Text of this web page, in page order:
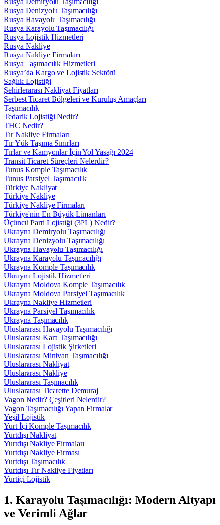
Rusya Denizyolu Taşımacılığı
Rusya Havayolu Taşımacılığı
Rusya Karayolu Taşımacılığı
Rusya Lojistik Hizmetleri
Rusya Nakliye
Rusya Nakliye Firmaları
Rusya Taşımacılık Hizmetleri
Rusya’da Kargo ve Lojistik Sektörü
Sağlık Lojistiği
Şehirlerarası Nakliyat Fiyatları
Serbest Ticaret Bölgeleri ve Kuruluş Amaçları
Taşımacılık
Tedarik Lojistiği Nedir?
THC Nedir?
Tır Nakliye Firmaları
Tır Yük Taşıma Sınırları
Tırlar ve Kamyonlar İçin Yol Yasağı 2024
Transit Ticaret Süreçleri Nelerdir?
Tunus Komple Taşımacılık
Tunus Parsiyel Taşımacılık
Türkiye Nakliyat
Türkiye Nakliye
Türkiye Nakliye Firmaları
Türkiye'nin En Büyük Limanları
Üçüncü Parti Lojistiği (3PL) Nedir?
Ukrayna Demiryolu Taşımacılığı
Ukrayna Denizyolu Taşımacılığı
Ukrayna Havayolu Taşımacılığı
Ukrayna Karayolu Taşımacılığı
Ukrayna Komple Taşımacılık
Ukrayna Lojistik Hizmetleri
Ukrayna Moldova Komple Taşımacılık
Ukrayna Moldova Parsiyel Taşımacılık
Ukrayna Nakliye Hizmetleri
Ukrayna Parsiyel Taşımacılık
Ukrayna Taşımacılık
Uluslararası Havayolu Taşımacılığı
Uluslararası Kara Taşımacılığı
Uluslararası Lojistik Şirketleri
Uluslararası Minivan Taşımacılığı
Uluslararası Nakliyat
Uluslararası Nakliye
Uluslararası Taşımacılık
Uluslararası Ticarette Demuraj
Vagon Nedir? Çeşitleri Nelerdir?
Vagon Taşımacılığı Yapan Firmalar
Yeşil Lojistik
Yurt İçi Komple Taşımacılık
Yurtdışı Nakliyat
Yurtdışı Nakliye Firmaları
Yurtdışı Nakliye Firması
Yurtdışı Taşımacılık
Yurtdışı Tır Nakliye Fiyatları
Yurtiçi Lojistik
1. Karayolu Taşımacılığı: Modern Altyapı
ve Verimli Ağlar